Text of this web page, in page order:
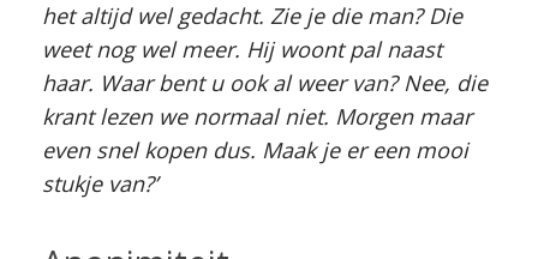
het altijd wel gedacht. Zie je die man? Die
weet nog wel meer. Hij woont pal naast
haar. Waar bent u ook al weer van? Nee, die
krant lezen we normaal niet. Morgen maar
even snel kopen dus. Maak je er een mooi
stukje van?’